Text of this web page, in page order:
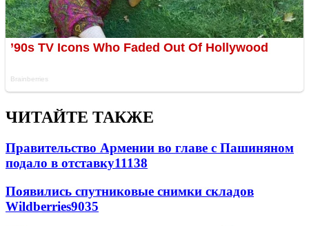
ЧИТАЙТЕ ТАКЖЕ
Правительство Армении во главе с Пашиняном
подало в отставку11138
Появились спутниковые снимки складов
Wildberries9035